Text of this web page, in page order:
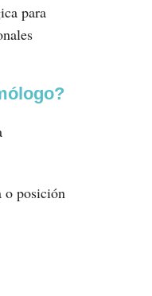
para
o posición